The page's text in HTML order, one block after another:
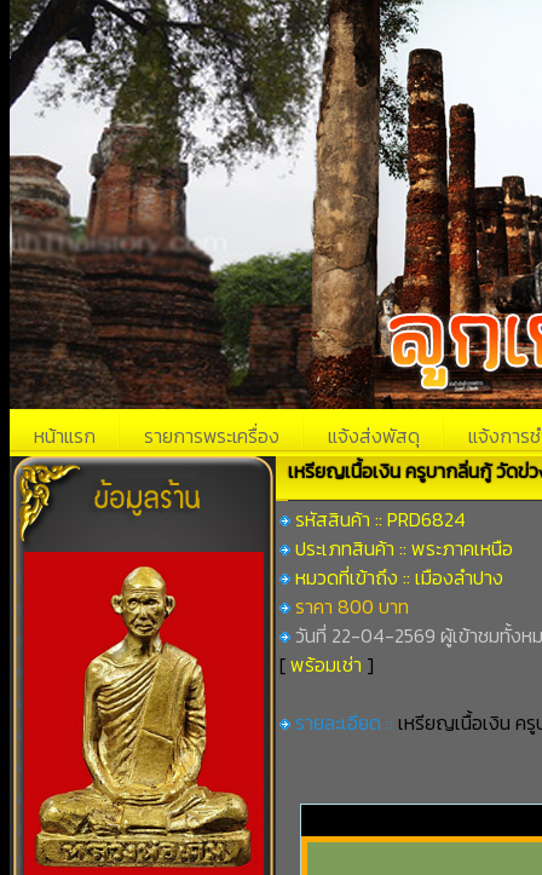
หน้าแรก รายการพระเครื่อง แจ้งส่งพัสดุ แจ้งการช
เหรียญเนื้อเงิน ครูบากลิ่นกู้ วัดข่ว
รหัสสินค้า :: PRD6824
ประเภทสินค้า :: พระภาคเหนือ
หมวดที่เข้าถึง :: เมืองลำปาง
ราคา 800 บาท
วันที่ 22-04-2569 ผู้เข้าชมทั้งห
[พร้อมเช่า ]
รายละเอียด :: เหรียญเนื้อเงิน ค